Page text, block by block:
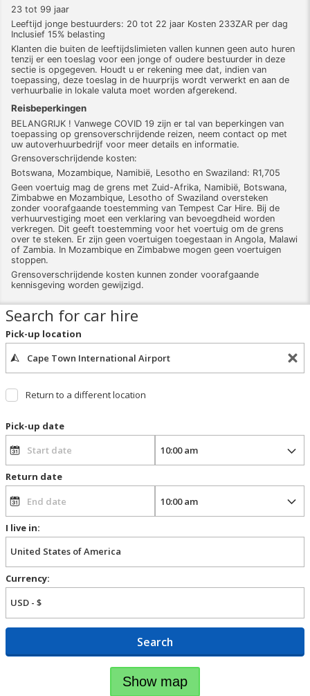
23 tot 99 jaar
Leeftijd jonge bestuurders: 20 tot 22 jaar Kosten 233ZAR per dag
Inclusief 15% belasting
Klanten die buiten de leeftijdslimieten vallen kunnen geen auto huren
tenzij er een toeslag voor een jonge of oudere bestuurder in deze
sectie is opgegeven. Houdt u er rekening mee dat, indien van
toepassing, deze toeslag in de huurprijs wordt verwerkt en aan de
verhuurbalie in lokale valuta moet worden afgerekend.
Reisbeperkingen
BELANGRIJK ! Vanwege COVID 19 zijn er tal van beperkingen van
toepassing op grensoverschrijdende reizen, neem contact op met
uw autoverhuurbedrijf voor meer details en informatie.
Grensoverschrijdende kosten:
Botswana, Mozambique, Namibië, Lesotho en Swaziland: R1,705
Geen voertuig mag de grens met Zuid-Afrika, Namibië, Botswana,
Zimbabwe en Mozambique, Lesotho of Swaziland oversteken
zonder voorafgaande toestemming van Tempest Car Hire. Bij de
verhuurvestiging moet een verklaring van bevoegdheid worden
verkregen. Dit geeft toestemming voor het voertuig om de grens
over te steken. Er zijn geen voertuigen toegestaan in Angola, Malawi
of Zambia. In Mozambique en Zimbabwe mogen geen voertuigen
stoppen.
Grensoverschrijdende kosten kunnen zonder voorafgaande
kennisgeving worden gewijzigd.
Search for car hire
Pick-up location
Return to a different location
Pick-up date
Return date
I live in:
Currency:
Search
Show map